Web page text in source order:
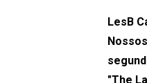
e-mail
não
LesB
"The